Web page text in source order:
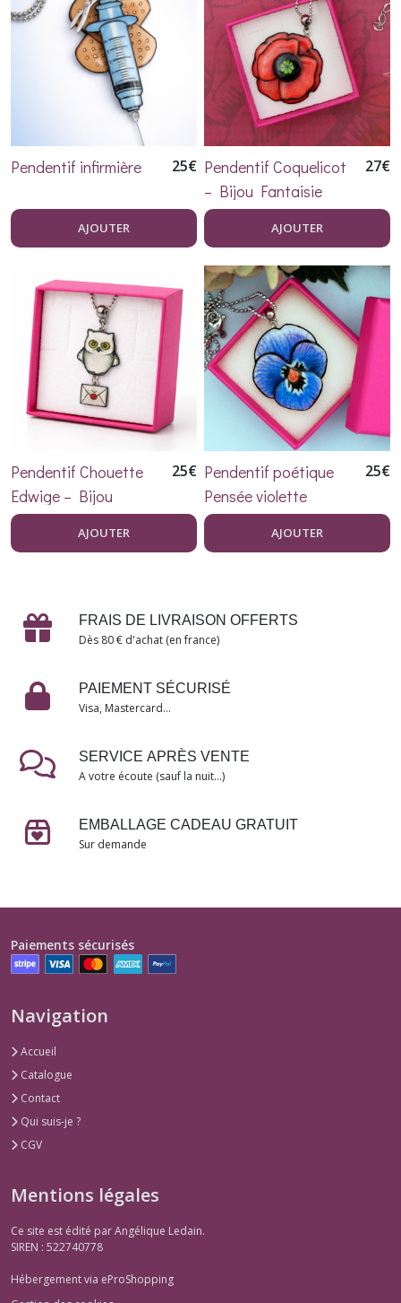
Pendentif infirmière 25€
AJOUTER
Pendentif Coquelicot
– Bijou Fantaisie
Floral en Résine et
Acier Inoxydable
27€
AJOUTER
Pendentif Chouette
Edwige – Bijou
Fantaisie en Résine et
Acier Inoxydable
25€
AJOUTER
Pendentif poétique
Pensée violette
25€
AJOUTER
FRAIS DE LIVRAISON OFFERTS
Dès 80 € d'achat (en france)
PAIEMENT SÉCURISÉ
Visa, Mastercard...
SERVICE APRÈS VENTE
A votre écoute (sauf la nuit...)
EMBALLAGE CADEAU GRATUIT
Sur demande
Paiements sécurisés
Navigation
Accueil
Catalogue
Contact
Qui suis-je ?
CGV
Mentions légales
Ce site est édité par Angélique Ledain.
SIREN : 522740778
Hébergement via eProShopping